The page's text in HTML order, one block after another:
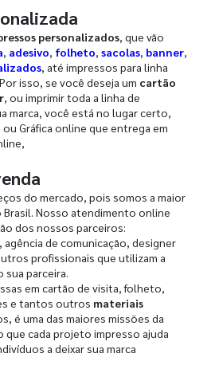
personalizados, que vão
, adesivo, folheto, sacolas, banner,
, até impressos para linha
isso, se você deseja um cartão
, ou imprimir toda a linha de
marca, você está no lugar certo,
ou Gráfica online que entrega em
do mercado, pois somos a maior
Brasil. Nosso atendimento online
dos nossos parceiros:
de comunicação, designer
profissionais que utilizam a
sua parceira.
em cartão de visita, folheto,
e tantos outros materiais
é uma das maiores missões da
que cada projeto impresso ajuda
a deixar sua marca